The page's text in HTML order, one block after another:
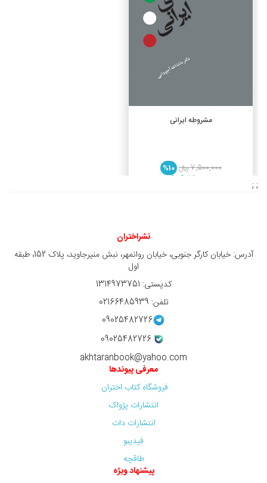
افزودن به سبد خرید
مشروطه ایرانی
7,500,000 ريال
%10
6,750,000 ريال
; ;
نشراختران
آدرس: خیابان کارگر جنوبی، خیابان روانمهر، نبش منیرجاوید، پلاک 152، طبقه
اول
کدپستی: 1314973751
تلفن: 02166485939
09025482726
09025482726
akhtaranbook@yahoo.com
معرفی پیوندها
فروشگاه کتاب اختران
انتشارات پژواک
انتشارات دات
فیدیبو
طاقچه
پیشنهاد ویژه